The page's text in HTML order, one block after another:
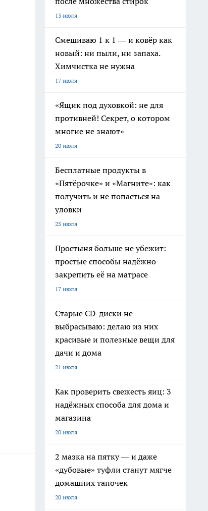
13 июля
Смешиваю 1 к 1 — и ковёр как
новый: ни пыли, ни запаха.
Химчистка не нужна
17 июля
«Ящик под духовкой: не для
противней! Секрет, о котором
многие не знают»
20 июля
Бесплатные продукты в
«Пятёрочке» и «Магните»: как
получить и не попасться на
уловки
25 июля
Простыня больше не убежит:
простые способы надёжно
закрепить её на матрасе
17 июля
Старые CD-диски не
выбрасываю: делаю из них
красивые и полезные вещи для
дачи и дома
21 июля
Как проверить свежесть яиц: 3
надёжных способа для дома и
магазина
20 июля
2 мазка на пятку — и даже
«дубовые» туфли станут мягче
домашних тапочек
20 июля